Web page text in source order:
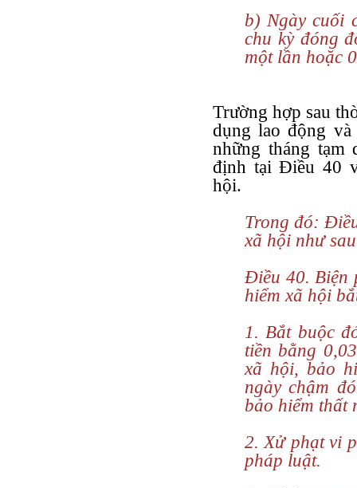
b) Ngày cuối
chu kỳ đóng
một lần hoặc
Trường hợp sau
dụng lao động
những tháng tạm
định tại Điều 40
hội.
Trong đó:
xã hội như
Điều 40. Biện
hiểm xã hội
1. Bắt buộc
tiền bằng
xã hội, bảo
ngày chậm
bảo hiểm thất
2. Xử phạt vi
pháp luật.